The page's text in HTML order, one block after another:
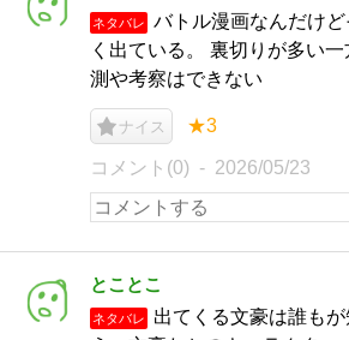
ネタバレ
バトル漫画なんだけ
く出ている。 裏切りが多い
測や考察はできない
ナイス ★3
コメント(0) 2026/05/23
とことこ
ネタバレ
出てくる文豪は誰も